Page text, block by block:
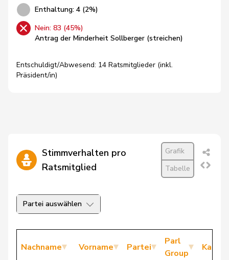
Enthaltung: 4 (2%)
Nein: 83 (45%)
Antrag der Minderheit Sollberger (streichen)
Entschuldigt/Abwesend: 14 Ratsmitglieder (inkl.
Präsident/in)
Stimmverhalten pro
Ratsmitglied
Grafik
Tabelle
Partei auswählen
Nachname Vorname Partei
Parl
Group